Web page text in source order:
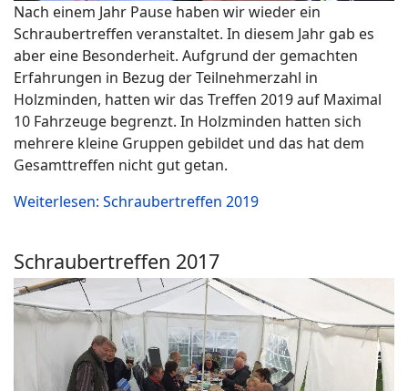
Nach einem Jahr Pause haben wir wieder ein
Schraubertreffen veranstaltet. In diesem Jahr gab es
aber eine Besonderheit. Aufgrund der gemachten
Erfahrungen in Bezug der Teilnehmerzahl in
Holzminden, hatten wir das Treffen 2019 auf Maximal
10 Fahrzeuge begrenzt. In Holzminden hatten sich
mehrere kleine Gruppen gebildet und das hat dem
Gesamttreffen nicht gut getan.
Weiterlesen: Schraubertreffen 2019
Schraubertreffen 2017